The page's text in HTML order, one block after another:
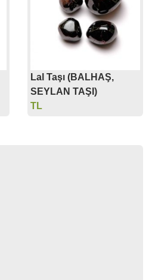
Lal Taşı (BALHAŞ,
SEYLAN TAŞI)
TL